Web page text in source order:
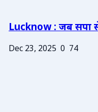
Lucknow : जब सपा से
Dec 23, 2025 0 74